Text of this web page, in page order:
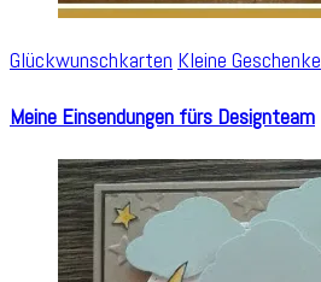
Glückwunschkarten Kleine Geschenke
Meine Einsendungen fürs Designteam